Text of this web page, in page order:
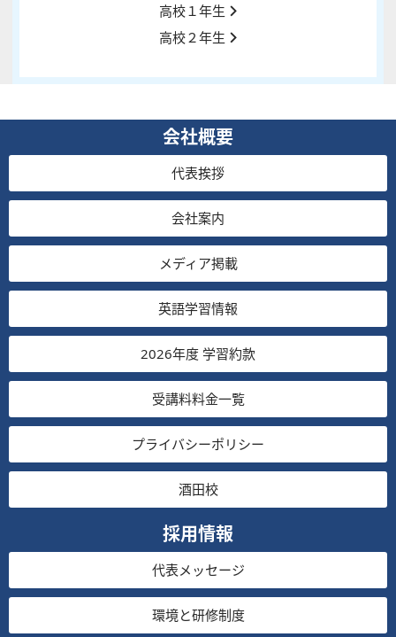
高校１年生
高校２年生
会社概要
代表挨拶
会社案内
メディア掲載
英語学習情報
2026年度 学習約款
受講料料金一覧
プライバシーポリシー
酒田校
採用情報
代表メッセージ
環境と研修制度